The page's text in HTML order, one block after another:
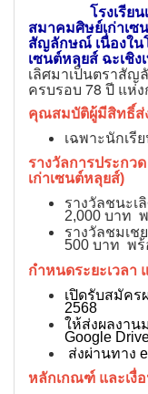
โรงเรียนเซน
สมาคมศิษย์เก่าเ
สัญลักษณ์ เนื่องใน
เซนต์หลุยส์ ฉะเชิง
เลิศมาเป็นตราสั
ครบรอบ 78 ปี แห่
คุณสมบัติผู้มีสิทธิ์ส่
เฉพาะนักเรี
รางวัลการประกว
เก่าเซนต์หลุยส์)
รางวัลชนะเ
2,000 บาท
รางวัลชมเช
500 บาท พร้
กำหนดระยะเวลา
เปิดรับสมัคร
2568
ให้ส่งผลงาน
Google
ส่งผ่านทาง
หลักเกณฑ์ และเงื่